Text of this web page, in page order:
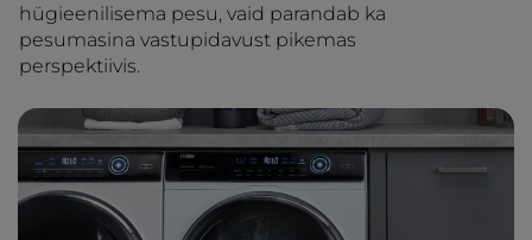
hügieenilisema pesu, vaid parandab ka
pesumasina vastupidavust pikemas
perspektiivis.